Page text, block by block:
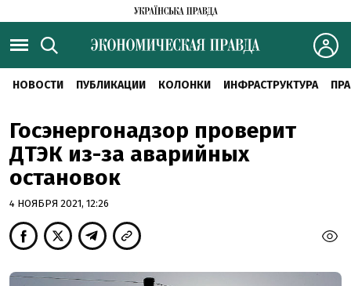
НОВОСТИ ПУБЛИКАЦИИ КОЛОНКИ ИНФРАСТРУКТУРА
Госэнергонадзор проверит
ДТЭК из-за аварийных
остановок
4 НОЯБРЯ 2021, 12:26